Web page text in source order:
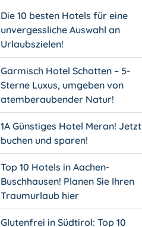
Die 10 besten Hotels für eine
unvergessliche Auswahl an
Urlaubszielen!
Garmisch Hotel Schatten – 5-
Sterne Luxus, umgeben von
atemberaubender Natur!
1A Günstiges Hotel Meran! Jetzt
buchen und sparen!
Top 10 Hotels in Aachen-
Buschhausen! Planen Sie Ihren
Traumurlaub hier
Glutenfrei in Südtirol: Top 10